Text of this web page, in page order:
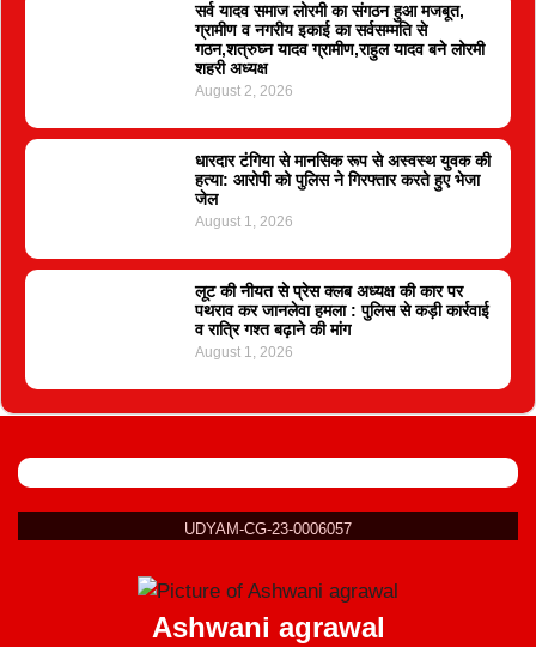
सर्व यादव समाज लोरमी का संगठन हुआ मजबूत,
ग्रामीण व नगरीय इकाई का सर्वसम्मति से
गठन,शत्रुघ्न यादव ग्रामीण,राहुल यादव बने लोरमी
शहरी अध्यक्ष
August 2, 2026
धारदार टंगिया से मानसिक रूप से अस्वस्थ युवक की
हत्या: आरोपी को पुलिस ने गिरफ्तार करते हुए भेजा
जेल
August 1, 2026
लूट की नीयत से प्रेस क्लब अध्यक्ष की कार पर
पथराव कर जानलेवा हमला : पुलिस से कड़ी कार्रवाई
व रात्रि गश्त बढ़ाने की मांग
August 1, 2026
UDYAM-CG-23-0006057
Ashwani agrawal